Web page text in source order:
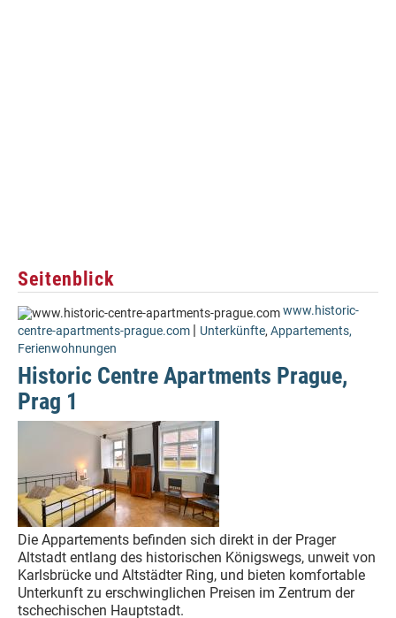
Seitenblick
www.historic-
centre-apartments-prague.com | Unterkünfte, Appartements,
Ferienwohnungen
Historic Centre Apartments Prague,
Prag 1
Die Appartements befinden sich direkt in der Prager
Altstadt entlang des historischen Königswegs, unweit von
Karlsbrücke und Altstädter Ring, und bieten komfortable
Unterkunft zu erschwinglichen Preisen im Zentrum der
tschechischen Hauptstadt.